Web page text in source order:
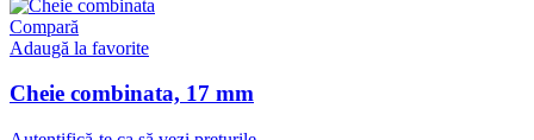
Compară
Adaugă la favorite
Cheie combinata, 17 mm